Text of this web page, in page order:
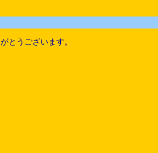
とうございます。